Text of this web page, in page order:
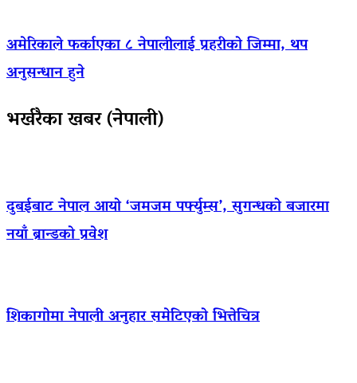
अमेरिकाले फर्काएका ८ नेपालीलाई प्रहरीको जिम्मा, थप
अनुसन्धान हुने
भर्खरैका खबर (नेपाली)
दुबईबाट नेपाल आयो ‘जमजम पर्फ्युम्स’, सुगन्धको बजारमा
नयाँ ब्रान्डको प्रवेश
शिकागोमा नेपाली अनुहार समेटिएको भित्तेचित्र